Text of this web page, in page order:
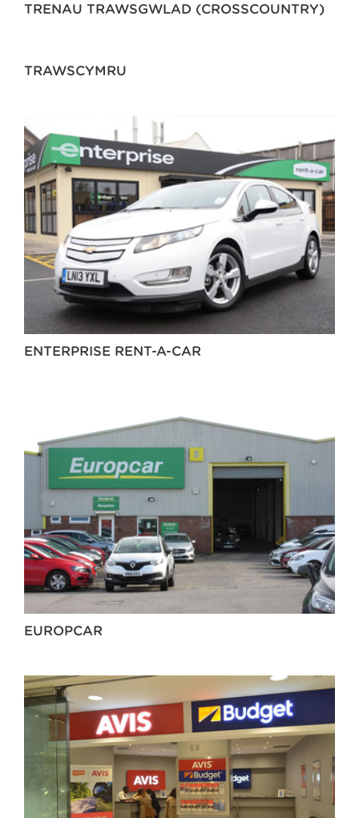
TRENAU TRAWSGWLAD (CROSSCOUNTRY)
TRAWSCYMRU
ENTERPRISE RENT-A-CAR
EUROPCAR